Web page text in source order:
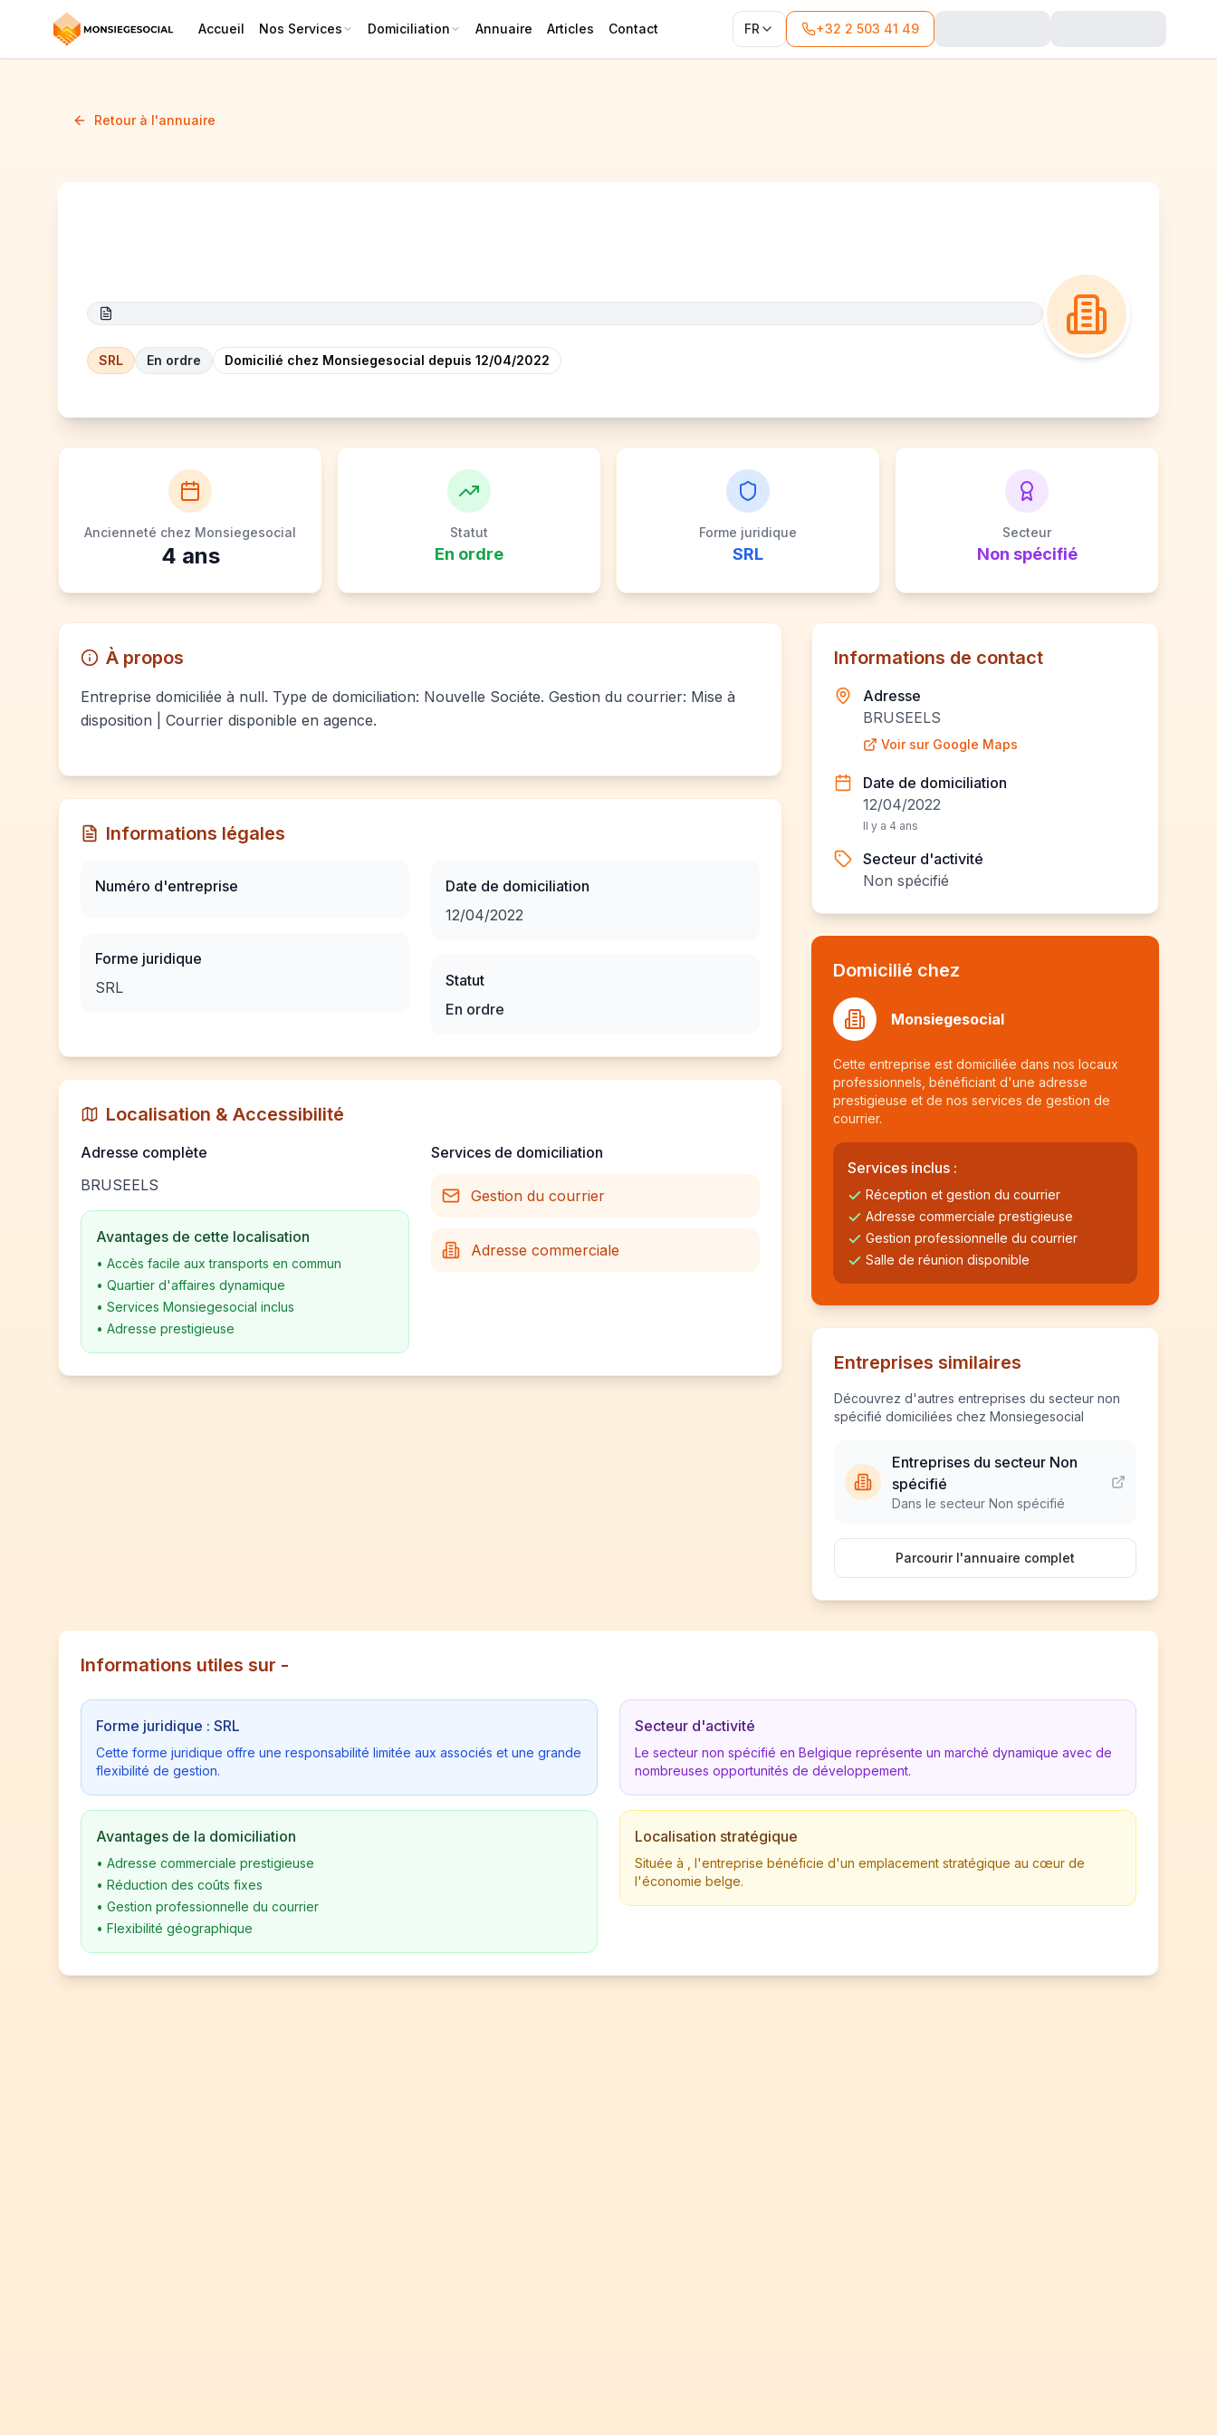
Accueil Nos Services Domiciliation Annuaire Articles Contact FR +32 2 503 41 49
Retour à l'annuaire
SRL En ordre Domicilié chez Monsiegesocial depuis 12/04/2022
Ancienneté chez Monsiegesocial
4 ans
Statut
En ordre
Forme juridique
SRL
Secteur
Non spécifié
À propos
Entreprise domiciliée à null. Type de domiciliation: Nouvelle Sociéte. Gestion du courrier: Mise à
disposition | Courrier disponible en agence.
Informations légales
Numéro d'entreprise
Forme juridique
SRL
Date de domiciliation
12/04/2022
Statut
En ordre
Localisation & Accessibilité
Adresse complète
BRUSEELS
Avantages de cette localisation
• Accès facile aux transports en commun
• Quartier d'affaires dynamique
• Services Monsiegesocial inclus
• Adresse prestigieuse
Services de domiciliation
Gestion du courrier
Adresse commerciale
Informations de contact
Adresse
BRUSEELS
Voir sur Google Maps
Date de domiciliation
12/04/2022
Il y a 4 ans
Secteur d'activité
Non spécifié
Domicilié chez
Monsiegesocial
Cette entreprise est domiciliée dans nos locaux
professionnels, bénéficiant d'une adresse
prestigieuse et de nos services de gestion de
courrier.
Services inclus :
Réception et gestion du courrier
Adresse commerciale prestigieuse
Gestion professionnelle du courrier
Salle de réunion disponible
Entreprises similaires
Découvrez d'autres entreprises du secteur non
spécifié domiciliées chez Monsiegesocial
Entreprises du secteur Non
spécifié
Dans le secteur Non spécifié
Parcourir l'annuaire complet
Informations utiles sur -
Forme juridique : SRL
Cette forme juridique offre une responsabilité limitée aux associés et une grande
flexibilité de gestion.
Avantages de la domiciliation
• Adresse commerciale prestigieuse
• Réduction des coûts fixes
• Gestion professionnelle du courrier
• Flexibilité géographique
Secteur d'activité
Le secteur non spécifié en Belgique représente un marché dynamique avec de
nombreuses opportunités de développement.
Localisation stratégique
Située à , l'entreprise bénéficie d'un emplacement stratégique au cœur de
l'économie belge.